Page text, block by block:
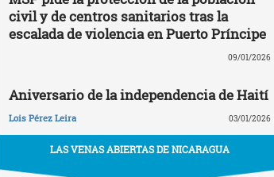
civil y de centros sanitarios tras la
escalada de violencia en Puerto Príncipe
09/01/2026
Aniversario de la independencia de Haití
Lois Pérez Leira 03/01/2026
LAS VENAS ABIERTAS DE NICARAGUA